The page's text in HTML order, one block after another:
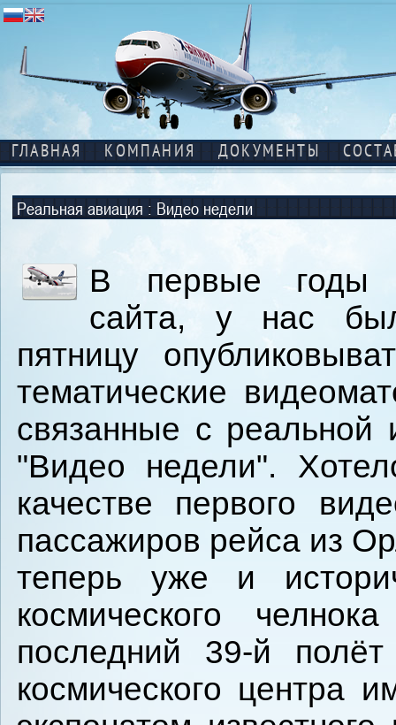
ГЛАВНАЯ КОМПАНИЯ ДОКУМЕНТЫ
Реальная авиация : Видео недели
В первые годы
сайта, у нас
пятницу
тематические
связанные с реальной
"Видео недели".
качестве первого
пассажиров рейса из
теперь уже и
космического
последний 39-й
космического центра